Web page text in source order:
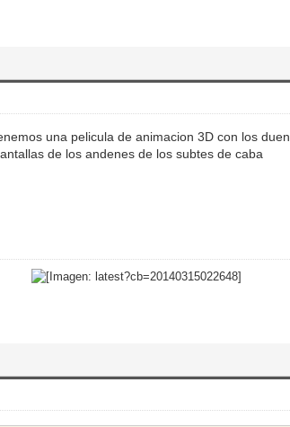
una pelicula de animacion 3D con los
de los andenes de los subtes de caba